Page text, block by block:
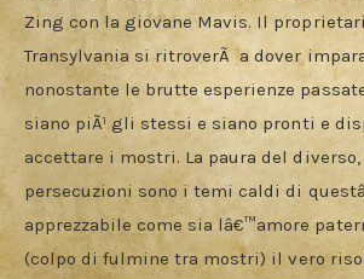
Zing con la giovane Mavis. Il
Transylvania si ritroverÃ  a dover
nonostante le brutte esperienze
siano piÃ¹ gli stessi e siano pronti e
accettare i mostri. La paura del
persecuzioni sono i temi caldi di
apprezzabile come sia lâ€™amore
(colpo di fulmine tra mostri) il vero